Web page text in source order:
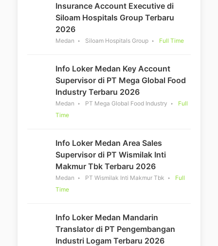
Insurance Account Executive di
Siloam Hospitals Group Terbaru
2026
Medan Siloam Hospitals Group Full Time
Info Loker Medan Key Account
Supervisor di PT Mega Global Food
Industry Terbaru 2026
Medan PT Mega Global Food Industry
Full
Time
Info Loker Medan Area Sales
Supervisor di PT Wismilak Inti
Makmur Tbk Terbaru 2026
Medan PT Wismilak Inti Makmur Tbk
Full
Time
Info Loker Medan Mandarin
Translator di PT Pengembangan
Industri Logam Terbaru 2026